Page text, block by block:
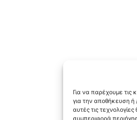
Για να παρέχουμε τις
για την αποθήκευση
αυτές τις
συμπεριφορά